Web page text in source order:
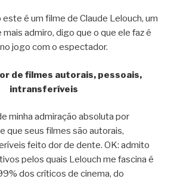
é um filme de Claude Lelouch, um
admiro, digo que o que ele faz é
jogo com o espectador.
de filmes autorais, pessoais,
intransferíveis
minha admiração absoluta por
que seus filmes são autorais,
feito dor de dente. OK: admito
pelos quais Lelouch me fascina é
dos críticos de cinema, do